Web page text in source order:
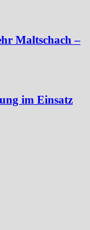
Maltschach –
im Einsatz